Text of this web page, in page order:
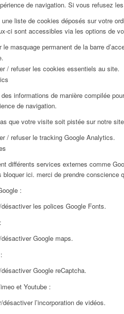
de navigation. Si vous refusez
liste de cookies déposés sur votre
ci sont accessibles via les options de
le masquage permanent de la barre
/ refuser les cookies essentiels au site.
informations de manière compilée
de navigation.
que votre visite soit pistée sur notre
/ refuser le tracking Google Analytics.
différents services externes comme
ici. merci de prendre
:
les polices Google Fonts.
Google maps.
Google reCaptcha.
et Youtube :
l’incorporation de vidéos.